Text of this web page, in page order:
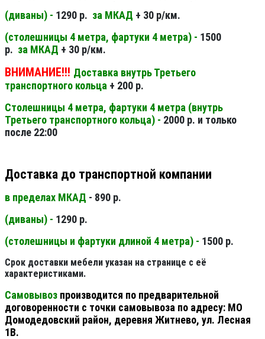
(диваны) - 1290 р. за МКАД + 30 р/км.
(столешницы 4 метра, фартуки 4 метра) - 1500
р. за МКАД + 30 р/км.
ВНИМАНИЕ!!! Доставка внутрь Третьего
транспортного кольца + 200 р.
Столешницы 4 метра, фартуки 4 метра (внутрь
Третьего транспортного кольца) - 2000 р. и только
после 22:00
Доставка до транспортной компании
в пределах МКАД - 890 р.
(диваны) - 1290 р.
(столешницы и фартуки длиной 4 метра) - 1500 р.
Срок доставки мебели указан на странице с её
характеристиками.
Самовывоз производится по предварительной
договоренности с точки самовывоза по адресу: МО
Домодедовский район, деревня Житнево, ул. Лесная
1В.